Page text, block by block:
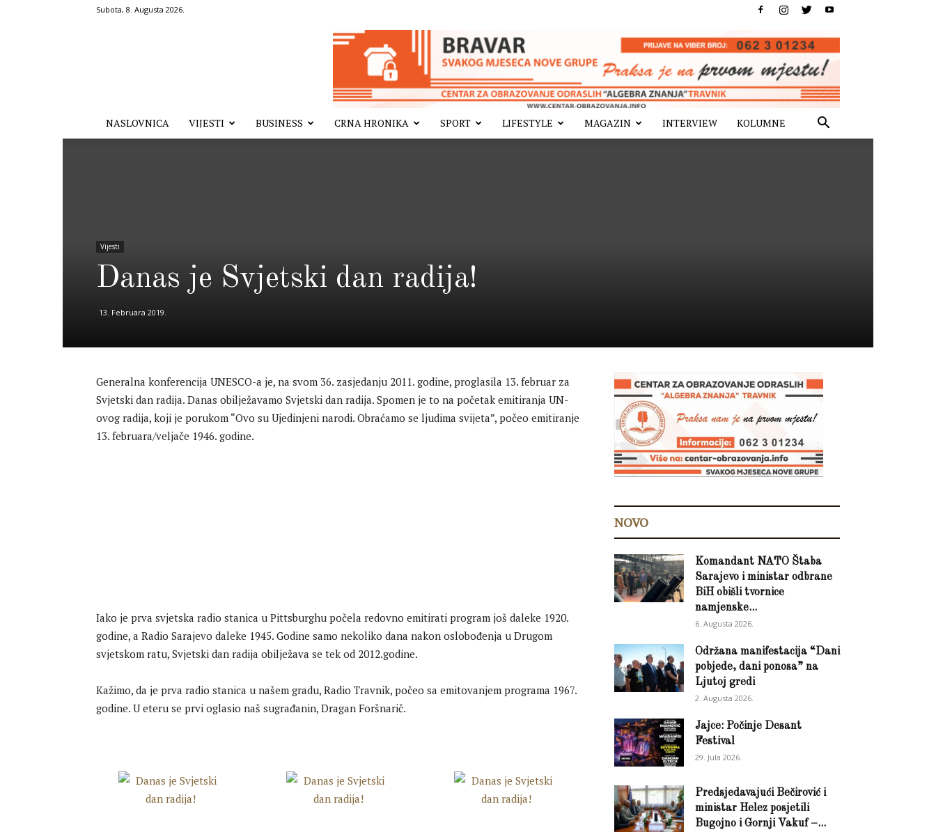
Subota, 8. Augusta 2026.
NASLOVNICA VIJESTI BUSINESS CRNA HRONIKA SPORT LIFESTYLE MAGAZIN INTERVIEW KOLUMNE
Vijesti
Danas je Svjetski dan radija!
13. Februara 2019.
Generalna konferencija UNESCO-a je, na svom 36. zasjedanju 2011. godine, proglasila 13. februar za
Svjetski dan radija. Danas obilježavamo Svjetski dan radija. Spomen je to na početak emitiranja UN-
ovog radija, koji je porukom “Ovo su Ujedinjeni narodi. Obraćamo se ljudima svijeta”, počeo emitiranje
13. februara/veljače 1946. godine.
Iako je prva svjetska radio stanica u Pittsburghu počela redovno emitirati program još daleke 1920.
godine, a Radio Sarajevo daleke 1945. Godine samo nekoliko dana nakon oslobođenja u Drugom
svjetskom ratu, Svjetski dan radija obilježava se tek od 2012.godine.
Kažimo, da je prva radio stanica u našem gradu, Radio Travnik, počeo sa emitovanjem programa 1967.
godine. U eteru se prvi oglasio naš sugrađanin, Dragan Foršnarič.
NOVO
Komandant NATO Štaba
Sarajevo i ministar odbrane
BiH obišli tvornice
namjenske...
6. Augusta 2026.
Održana manifestacija “Dani
pobjede, dani ponosa” na
Ljutoj gredi
2. Augusta 2026.
Jajce: Počinje Desant
Festival
29. Jula 2026.
Predsjedavajući Bečirović i
ministar Helez posjetili
Bugojno i Gornji Vakuf –...